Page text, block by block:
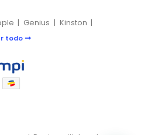
| Genius | Kinston |
todo